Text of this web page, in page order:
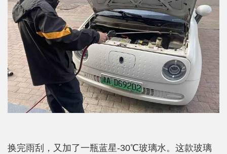
换完雨刮，又加了一瓶蓝星-30℃玻璃水。这款玻璃